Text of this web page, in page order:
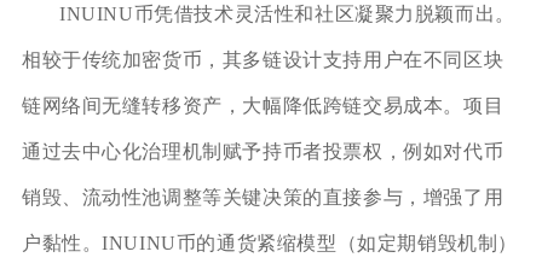
INUINU币凭借技术灵活性和社区凝聚力脱颖而出。
相较于传统加密货币，其多链设计支持用户在不同区块
链网络间无缝转移资产，大幅降低跨链交易成本。项目
通过去中心化治理机制赋予持币者投票权，例如对代币
销毁、流动性池调整等关键决策的直接参与，增强了用
户黏性。INUINU币的通货紧缩模型（如定期销毁机制）